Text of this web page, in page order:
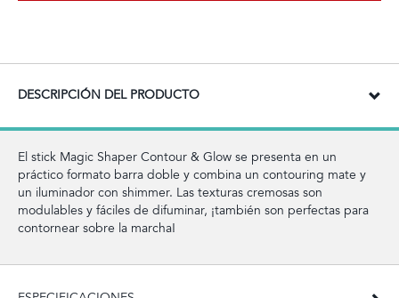
DESCRIPCIÓN DEL PRODUCTO
El stick Magic Shaper Contour & Glow se presenta en un
práctico formato barra doble y combina un contouring mate y
un iluminador con shimmer. Las texturas cremosas son
modulables y fáciles de difuminar, ¡también son perfectas para
contornear sobre la marcha!